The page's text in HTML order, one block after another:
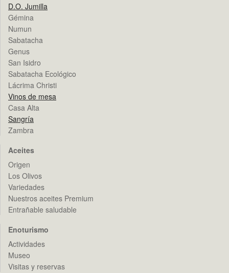
D.O. Jumilla
Gémina
Numun
Sabatacha
Genus
San Isidro
Sabatacha Ecológico
Lácrima Christi
Vinos de mesa
Casa Alta
Sangría
Zambra
Aceites
Origen
Los Olivos
Variedades
Nuestros aceites Premium
Entrañable saludable
Enoturismo
Actividades
Museo
Visitas y reservas